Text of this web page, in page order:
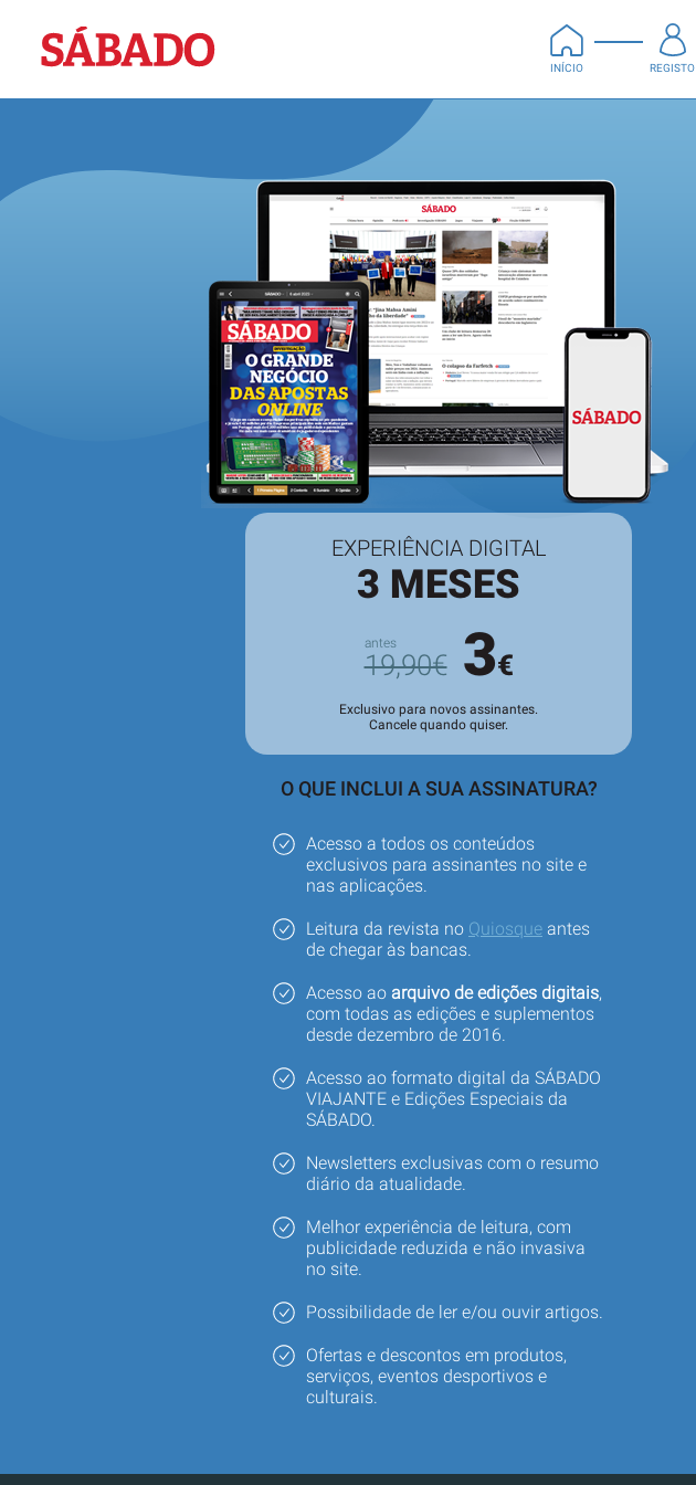
Sábado
INÍCIO REGISTO
EXPERIÊNCIA DIGITAL
3 MESES
19,90€ 3€
Exclusivo para novos assinantes.
Cancele quando quiser.
O QUE INCLUI A SUA ASSINATURA?
Acesso a todos os conteúdos
exclusivos para assinantes no site e
nas aplicações.
Leitura da revista no Quiosque antes
de chegar às bancas.
Acesso ao arquivo de edições digitais,
com todas as edições e suplementos
desde dezembro de 2016.
Acesso ao formato digital da SÁBADO
VIAJANTE e Edições Especiais da
SÁBADO.
Newsletters exclusivas com o resumo
diário da atualidade.
Melhor experiência de leitura, com
publicidade reduzida e não invasiva
no site.
Possibilidade de ler e/ou ouvir artigos.
Ofertas e descontos em produtos,
serviços, eventos desportivos e
culturais.